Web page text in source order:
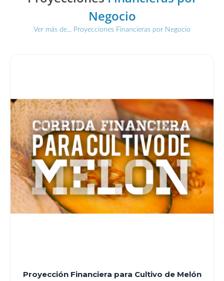
Negocio
Ver más de... Proyecciones Financieras por Negocio
Proyección Financiera para Cultivo de Melón